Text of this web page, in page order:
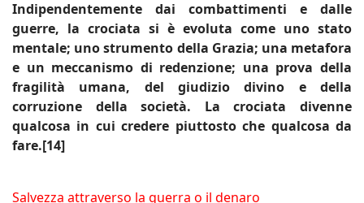
Indipendentemente dai combattimenti e dalle
guerre, la crociata si è evoluta come uno stato
mentale; uno strumento della Grazia; una metafora
e un meccanismo di redenzione; una prova della
fragilità umana, del giudizio divino e della
corruzione della società. La crociata divenne
qualcosa in cui credere piuttosto che qualcosa da
fare.[14]
Salvezza attraverso la guerra o il denaro